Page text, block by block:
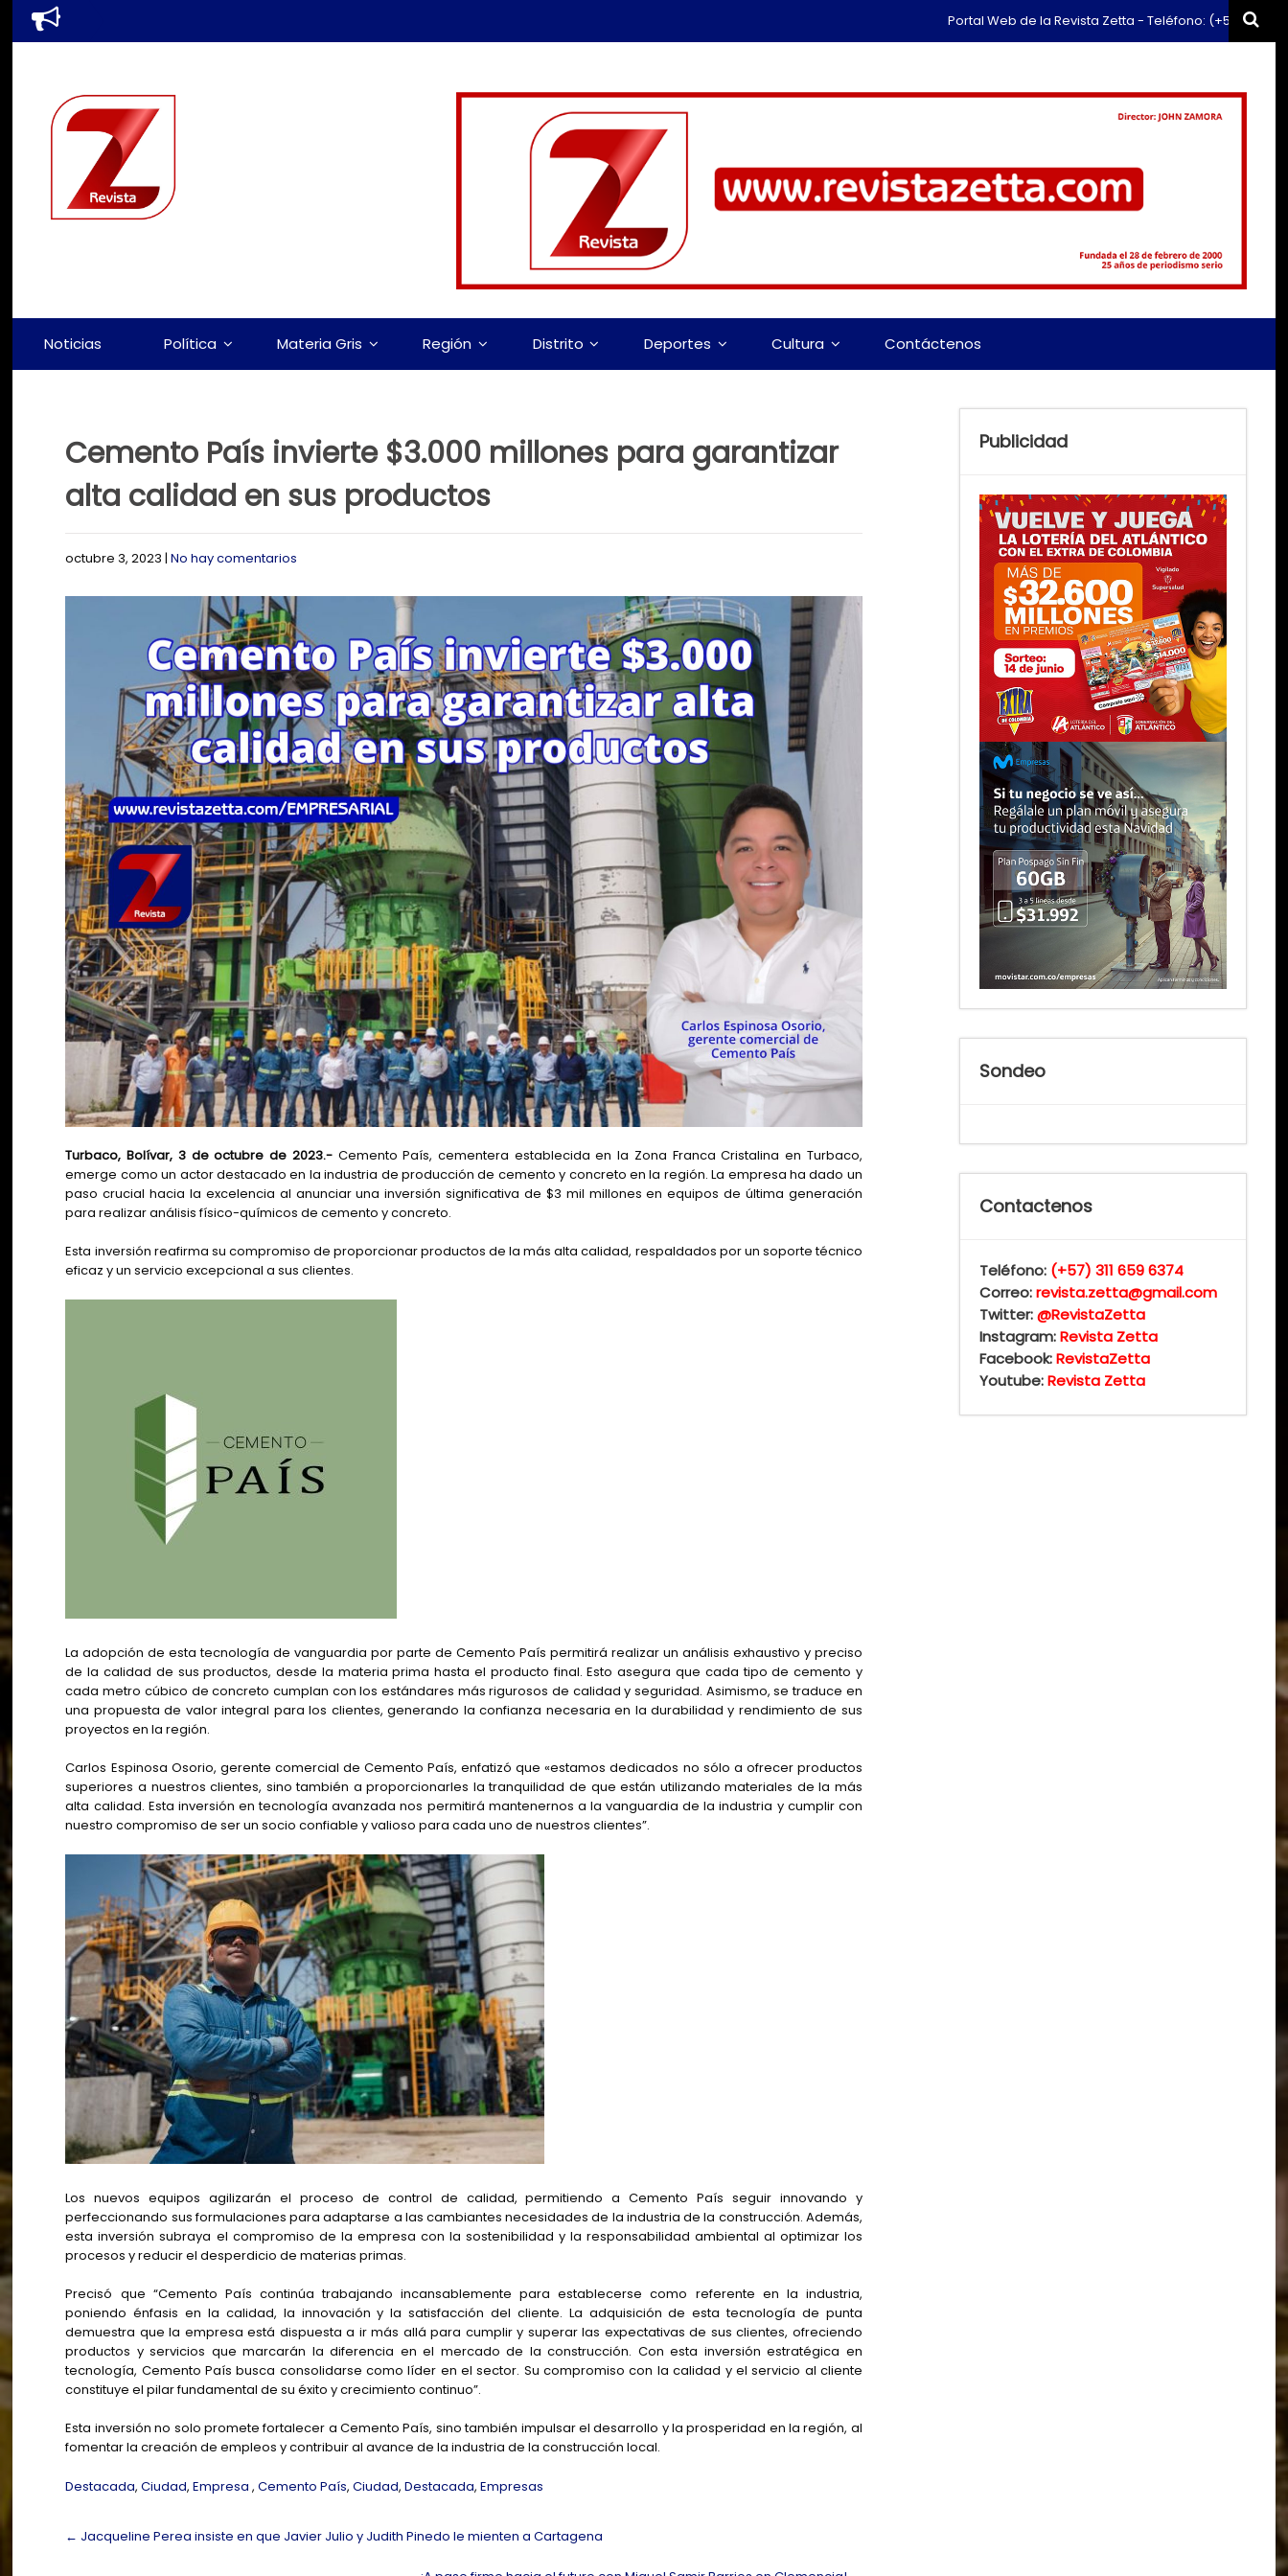
Portal Web de la Revista Zetta - Teléfono: (+57) 311 659 6374 -
Noticias Política Materia Gris Región Distrito Deportes Cultura Contáctenos
Cemento País invierte $3.000 millones para garantizar
alta calidad en sus productos
octubre 3, 2023 |No hay comentarios
Turbaco, Bolívar, 3 de octubre de 2023.-Cemento País, cementera establecida en la Zona Franca Cristalina en Turbaco,
emerge como un actor destacado en la industria de producción de cemento y concreto en la región. La empresa ha dado un
paso crucial hacia la excelencia al anunciar una inversión significativa de $3 mil millones en equipos de última generación
para realizar análisis físico-químicos de cemento y concreto.
Esta inversión reafirma su compromiso de proporcionar productos de la más alta calidad, respaldados por un soporte técnico
eficaz y un servicio excepcional a sus clientes.
La adopción de esta tecnología de vanguardia por parte de Cemento País permitirá realizar un análisis exhaustivo y preciso
de la calidad de sus productos, desde la materia prima hasta el producto final. Esto asegura que cada tipo de cemento y
cada metro cúbico de concreto cumplan con los estándares más rigurosos de calidad y seguridad. Asimismo, se traduce en
una propuesta de valor integral para los clientes, generando la confianza necesaria en la durabilidad y rendimiento de sus
proyectos en la región.
Carlos Espinosa Osorio, gerente comercial de Cemento País, enfatizó que «estamos dedicados no sólo a ofrecer productos
superiores a nuestros clientes, sino también a proporcionarles la tranquilidad de que están utilizando materiales de la más
alta calidad. Esta inversión en tecnología avanzada nos permitirá mantenernos a la vanguardia de la industria y cumplir con
nuestro compromiso de ser un socio confiable y valioso para cada uno de nuestros clientes”.
Los nuevos equipos agilizarán el proceso de control de calidad, permitiendo a Cemento País seguir innovando y
perfeccionando sus formulaciones para adaptarse a las cambiantes necesidades de la industria de la construcción. Además,
esta inversión subraya el compromiso de la empresa con la sostenibilidad y la responsabilidad ambiental al optimizar los
procesos y reducir el desperdicio de materias primas.
Precisó que “Cemento País continúa trabajando incansablemente para establecerse como referente en la industria,
poniendo énfasis en la calidad, la innovación y la satisfacción del cliente. La adquisición de esta tecnología de punta
demuestra que la empresa está dispuesta a ir más allá para cumplir y superar las expectativas de sus clientes, ofreciendo
productos y servicios que marcarán la diferencia en el mercado de la construcción. Con esta inversión estratégica en
tecnología, Cemento País busca consolidarse como líder en el sector. Su compromiso con la calidad y el servicio al cliente
constituye el pilar fundamental de su éxito y crecimiento continuo”.
Esta inversión no solo promete fortalecer a Cemento País, sino también impulsar el desarrollo y la prosperidad en la región, al
fomentar la creación de empleos y contribuir al avance de la industria de la construcción local.
Destacada,Ciudad,Empresa ,Cemento País,Ciudad,Destacada,Empresas
Post
← Jacqueline Perea insiste en que Javier Julio y Judith Pinedo le mienten a Cartagena
Publicidad
Sondeo
Contactenos
Teléfono: (+57) 311 659 6374
Correo:revista.zetta@gmail.com
Twitter:@RevistaZetta
Instagram:Revista Zetta
Facebook:RevistaZetta
Youtube:Revista Zetta